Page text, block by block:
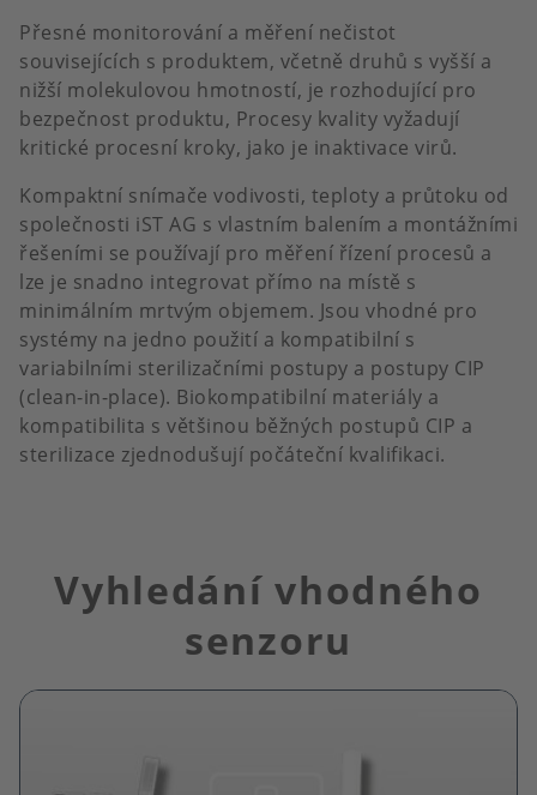
Přesné monitorování a měření nečistot
souvisejících s produktem, včetně druhů s vyšší a
nižší molekulovou hmotností, je rozhodující pro
bezpečnost produktu, Procesy kvality vyžadují
kritické procesní kroky, jako je inaktivace virů.
Kompaktní snímače vodivosti, teploty a průtoku od
společnosti iST AG s vlastním balením a montážními
řešeními se používají pro měření řízení procesů a
lze je snadno integrovat přímo na místě s
minimálním mrtvým objemem. Jsou vhodné pro
systémy na jedno použití a kompatibilní s
variabilními sterilizačními postupy a postupy CIP
(clean-in-place). Biokompatibilní materiály a
kompatibilita s většinou běžných postupů CIP a
sterilizace zjednodušují počáteční kvalifikaci.
Vyhledání vhodného
senzoru